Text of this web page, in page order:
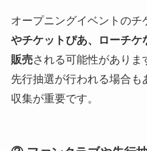
オープニングイベントのチ
やチケットぴあ、ローチケ
販売される可能性がありま
先行抽選が行われる場合も
収集が重要です。